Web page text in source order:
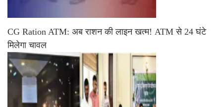
CG Ration ATM: अब राशन की लाइन खत्म! ATM से 24 घंटे
मिलेगा चावल